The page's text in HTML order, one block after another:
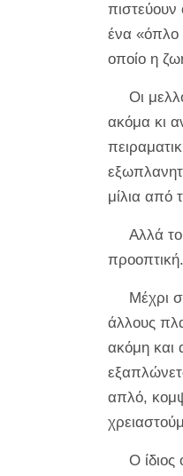
πιστεύουν
ένα «όπλο
οποίο η
Οι
ακόμα κι
μίλια από
Αλλά
προοπτική.
Μέχρι
άλλους
ακόμη και
απλό,
Ο ίδιος